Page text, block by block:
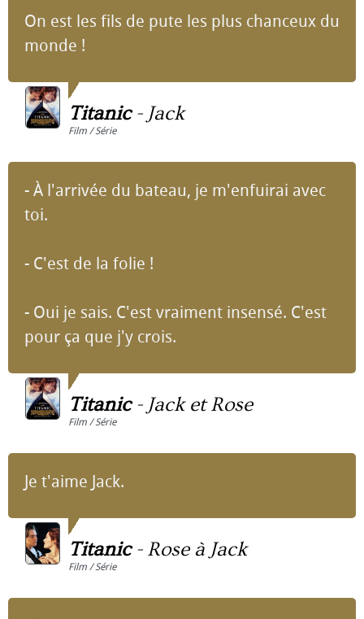
On est les fils de pute les plus chanceux du
monde !
Titanic- Jack
Film / Série
- À l'arrivée du bateau, je m'enfuirai avec
toi.
- C'est de la folie !
- Oui je sais. C'est vraiment insensé. C'est
pour ça que j'y crois.
Titanic- Jack et Rose
Film / Série
Je t'aime Jack.
Titanic- Rose à Jack
Film / Série